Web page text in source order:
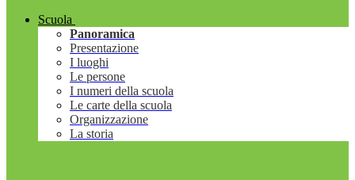
Scuola
Panoramica
Presentazione
I luoghi
Le persone
I numeri della scuola
Le carte della scuola
Organizzazione
La storia